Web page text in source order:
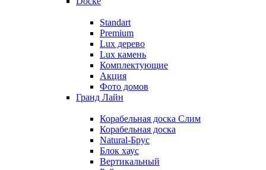
Standart
Premium
Lux дерево
Lux камень
Комплектующие
Акция
Фото домов
Гранд Лайн
Корабельная доска Слим
Корабельная доска
Natural-Брус
Блок хаус
Вертикальный